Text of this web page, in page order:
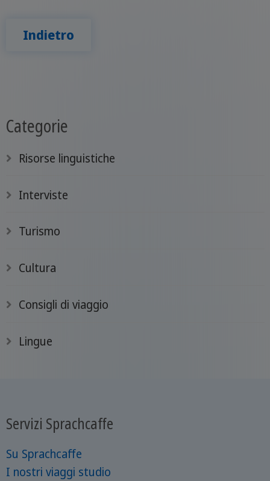
Indietro
Categorie
Risorse linguistiche
Interviste
Turismo
Cultura
Consigli di viaggio
Lingue
Servizi Sprachcaffe
Su Sprachcaffe
I nostri viaggi studio